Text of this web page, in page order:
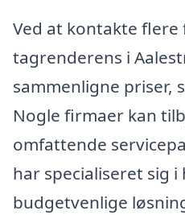
Ved at kontakte
tagrenderens i
sammenligne priser,
Nogle firmaer kan
omfattende
har specialiseret sig
budgetvenlige